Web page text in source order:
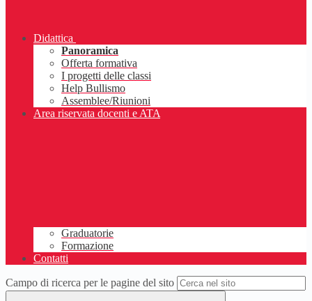
Didattica
Panoramica
Offerta formativa
I progetti delle classi
Help Bullismo
Assemblee/Riunioni
Area riservata docenti e ATA
Graduatorie
Formazione
Contatti
Campo di ricerca per le pagine del sito